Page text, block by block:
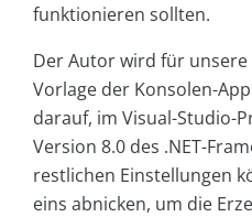
funktionieren sollten.
Der Autor wird für
Vorlage der Konsolen-
darauf, im Visual-Studio-
Version 8.0 des .NET-
restlichen Einstellungen
eins abnicken, um die